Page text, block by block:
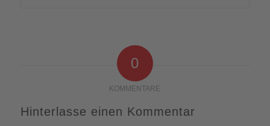
0
KOMMENTARE
Hinterlasse einen Kommentar